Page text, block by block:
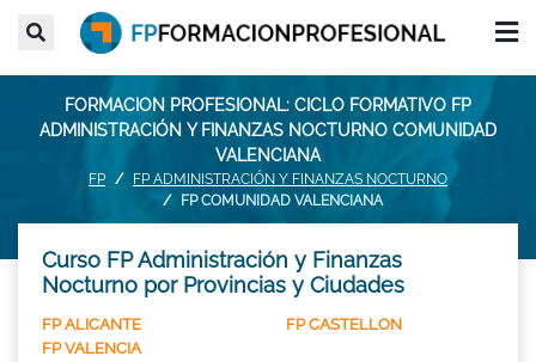
FORMACION PROFESIONAL: CICLO FORMATIVO FP
ADMINISTRACIÓN Y FINANZAS NOCTURNO COMUNIDAD
VALENCIANA
FP
FP ADMINISTRACIÓN Y FINANZAS NOCTURNO
FP COMUNIDAD VALENCIANA
Curso FP Administración y Finanzas
Nocturno por Provincias y Ciudades
FP ALICANTE
FP CASTELLON
FP VALENCIA